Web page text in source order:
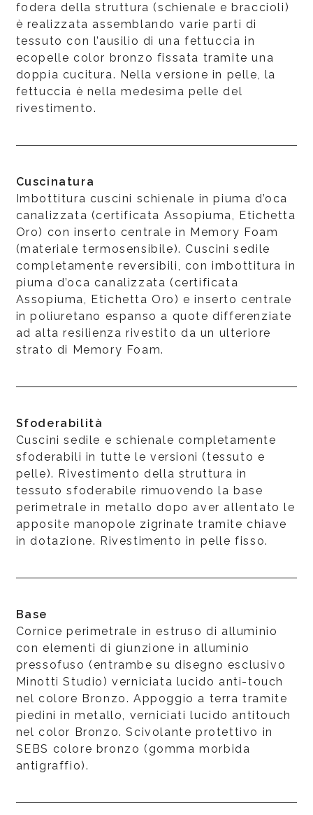
fodera della struttura (schienale e braccioli)
è realizzata assemblando varie parti di
tessuto con l’ausilio di una fettuccia in
ecopelle color bronzo fissata tramite una
doppia cucitura. Nella versione in pelle, la
fettuccia è nella medesima pelle del
rivestimento.
Cuscinatura
Imbottitura cuscini schienale in piuma d’oca
canalizzata (certificata Assopiuma, Etichetta
Oro) con inserto centrale in Memory Foam
(materiale termosensibile). Cuscini sedile
completamente reversibili, con imbottitura in
piuma d’oca canalizzata (certificata
Assopiuma, Etichetta Oro) e inserto centrale
in poliuretano espanso a quote differenziate
ad alta resilienza rivestito da un ulteriore
strato di Memory Foam.
Sfoderabilità
Cuscini sedile e schienale completamente
sfoderabili in tutte le versioni (tessuto e
pelle). Rivestimento della struttura in
tessuto sfoderabile rimuovendo la base
perimetrale in metallo dopo aver allentato le
apposite manopole zigrinate tramite chiave
in dotazione. Rivestimento in pelle fisso.
Base
Cornice perimetrale in estruso di alluminio
con elementi di giunzione in alluminio
pressofuso (entrambe su disegno esclusivo
Minotti Studio) verniciata lucido anti-touch
nel colore Bronzo. Appoggio a terra tramite
piedini in metallo, verniciati lucido antitouch
nel color Bronzo. Scivolante protettivo in
SEBS colore bronzo (gomma morbida
antigraffio).